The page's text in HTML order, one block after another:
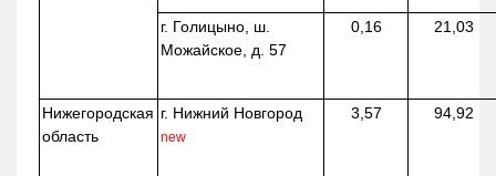
г. Голицыно, ш.
Можайское, д. 57
0,16 21,03
Нижегородская
область
г. Нижний Новгород
new
3,57 94,92